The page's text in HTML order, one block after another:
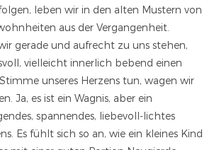
leben wir in den alten Mustern von
aus der Vergangenheit.
gerade und aufrecht zu uns stehen,
vielleicht innerlich bebend einen
unseres Herzens tun, wagen wir
Ja, es ist ein Wagnis, aber ein
spannendes, liebevoll-lichtes
Es fühlt sich so an, wie ein kleines Kind